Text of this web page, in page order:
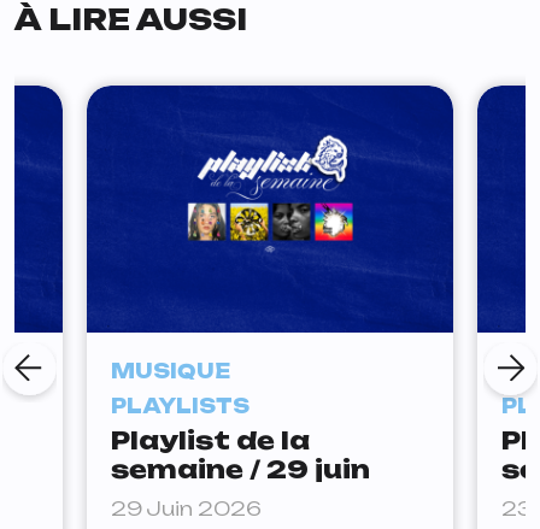
À LIRE AUSSI
MUSIQUE
PLAYLISTS
Playlist de la
semaine / 29 juin
29 Juin 2026
23